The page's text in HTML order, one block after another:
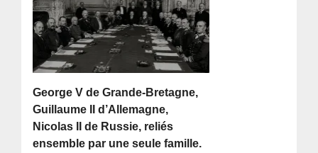
George V de Grande-Bretagne,
Guillaume II d’Allemagne,
Nicolas II de Russie, reliés
ensemble par une seule famille.